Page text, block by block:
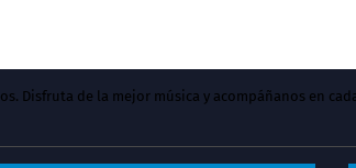
Disfruta de la mejor música y acompáñanos en